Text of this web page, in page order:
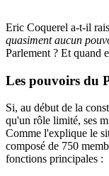
Eric Coquerel a-t-il
quasiment aucun
Parlement ? Et quand
Les pouvoirs du
Si, au début de la
qu'un rôle limité, ses
Comme l'explique le
composé de 750
fonctions principales :